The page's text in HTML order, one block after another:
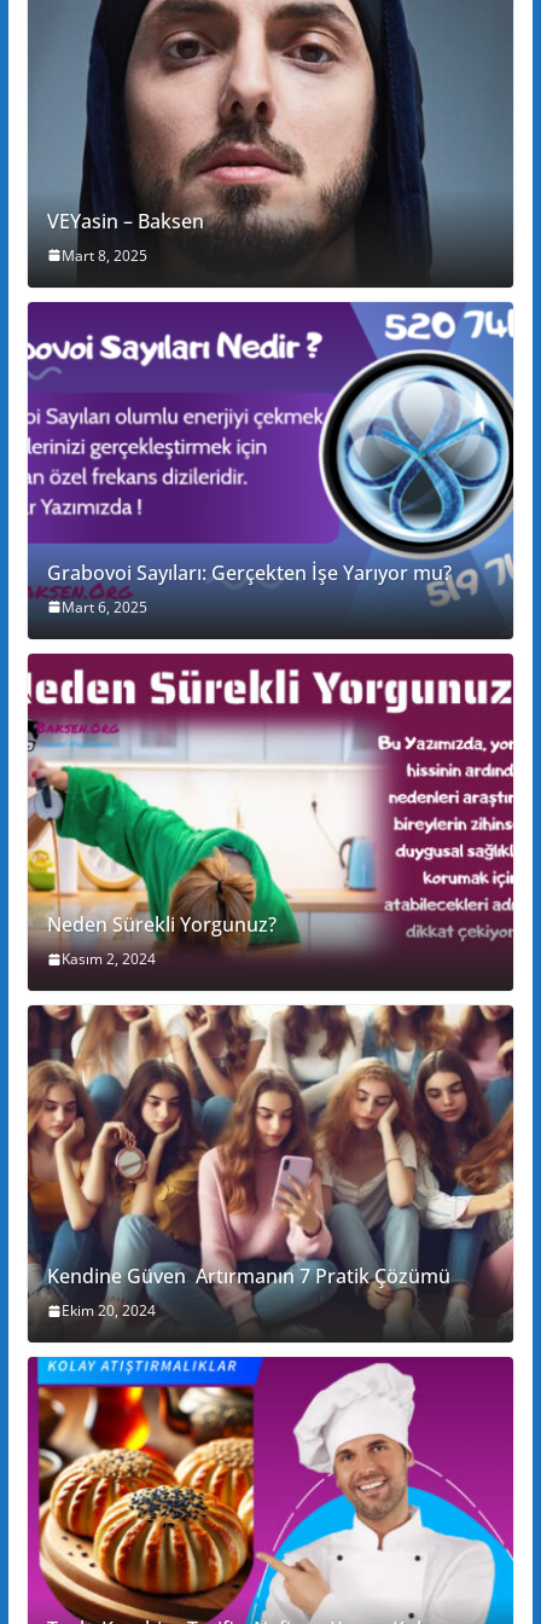
VEYasin – Baksen
Mart 8, 2025
Grabovoi Sayıları: Gerçekten İşe Yarıyor mu?
Mart 6, 2025
Neden Sürekli Yorgunuz?
Kasım 2, 2024
Kendine Güven Artırmanın 7 Pratik Çözümü
Ekim 20, 2024